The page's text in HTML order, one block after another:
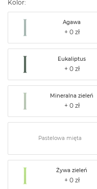
Kolor:
Agawa
Eukaliptus
Mineralna zieleń
Pastelowa mięta
Żywa zieleń